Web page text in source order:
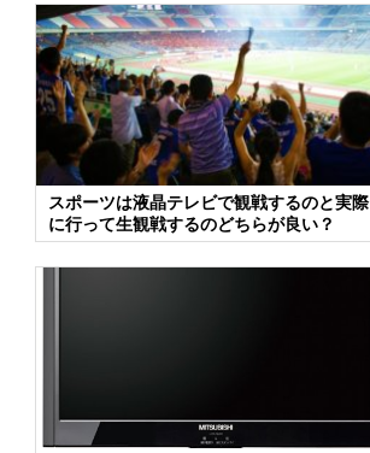
スポーツは液晶テレビで観戦するのと実際
に行って生観戦するのどちらが良い？